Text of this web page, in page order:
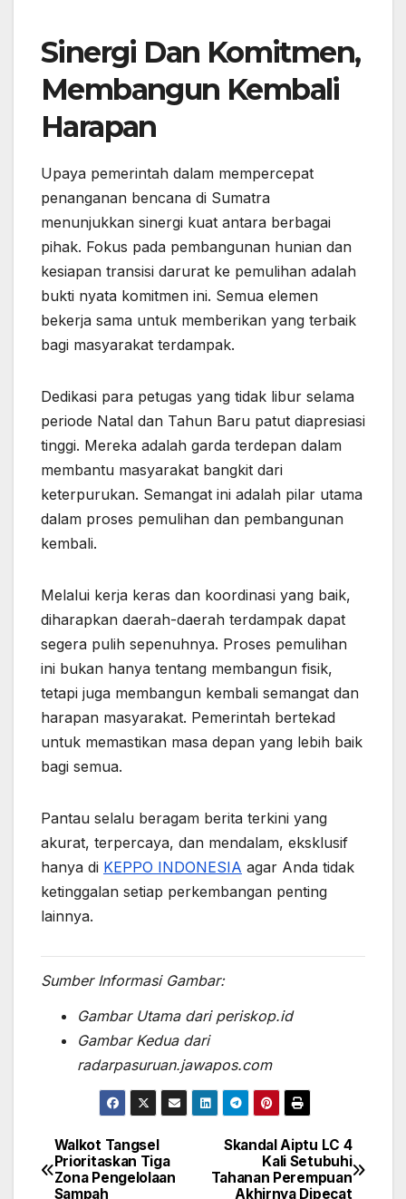
Sinergi Dan Komitmen,
Membangun Kembali
Harapan
Upaya pemerintah dalam mempercepat
penanganan bencana di Sumatra
menunjukkan sinergi kuat antara berbagai
pihak. Fokus pada pembangunan hunian dan
kesiapan transisi darurat ke pemulihan adalah
bukti nyata komitmen ini. Semua elemen
bekerja sama untuk memberikan yang terbaik
bagi masyarakat terdampak.
Dedikasi para petugas yang tidak libur selama
periode Natal dan Tahun Baru patut diapresiasi
tinggi. Mereka adalah garda terdepan dalam
membantu masyarakat bangkit dari
keterpurukan. Semangat ini adalah pilar utama
dalam proses pemulihan dan pembangunan
kembali.
Melalui kerja keras dan koordinasi yang baik,
diharapkan daerah-daerah terdampak dapat
segera pulih sepenuhnya. Proses pemulihan
ini bukan hanya tentang membangun fisik,
tetapi juga membangun kembali semangat dan
harapan masyarakat. Pemerintah bertekad
untuk memastikan masa depan yang lebih baik
bagi semua.
Pantau selalu beragam berita terkini yang
akurat, terpercaya, dan mendalam, eksklusif
hanya di KEPPO INDONESIA agar Anda tidak
ketinggalan setiap perkembangan penting
lainnya.
Sumber Informasi Gambar:
Gambar Utama dari periskop.id
Gambar Kedua dari
radarpasuruan.jawapos.com
Post
Skandal Aiptu LC 4
Kali Setubuhi
Tahanan Perempuan
Akhirnya Dipecat
Walkot Tangsel
Prioritaskan Tiga
Zona Pengelolaan
Sampah